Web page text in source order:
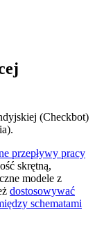
(Checkbot)
przepływy pracy
skrętną,
modele z
dostosowywać
schematami